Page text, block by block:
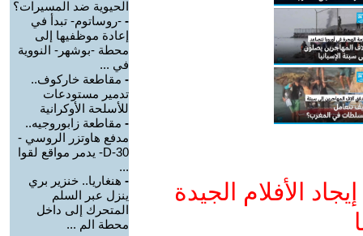
الأفلام الجيدة
الحيوية ضد المسيرات؟
- -روساتوم- تبدأ في
إعادة موظفيها إلى
محطة -بوشهر- النووية
في ...
- مقاطعة خاركوف..
تدمير مستودعات
للأسلحة الأوكرانية
- مقاطعة زابوروجيه..
مدفع هاوتزر الروسي -
D-30- يدمر مواقع لقوا
...
- هنغاريا.. خنزير بري
ينزل عبر السلم
المتحرك إلى داخل
محطة الم ...